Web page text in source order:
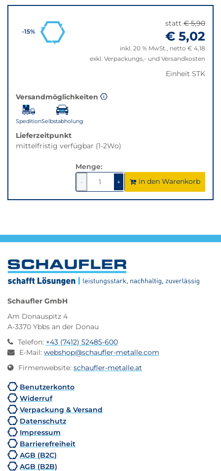
gewünschten
Variante.
zu
zurücksetzen"
-15%
statt € 5,90
€ 5,02
inkl. 20 % MwSt., netto € 4,18
exkl. Verpackungs,- und Versandkosten
Einheit STK
Versandmöglichkeiten
SpeditionSelbstabholung
Lieferzeitpunkt
mittelfristig verfügbar (1-2Wo)
Menge:
-
1
verringern
+1um
1
erhöhen
in den Warenkorb
Schaufler GmbH
Am Donauspitz 4
A-3370 Ybbs an der Donau
Telefon: +43 (7412) 52485-600
E-Mail: webshop@schaufler-metalle.com
Firmenwebsite: schaufler-metalle.at
Benutzerkonto
Widerruf
Verpackung & Versand
Datenschutz
Impressum
Barrierefreiheit
AGB (B2C)
AGB (B2B)